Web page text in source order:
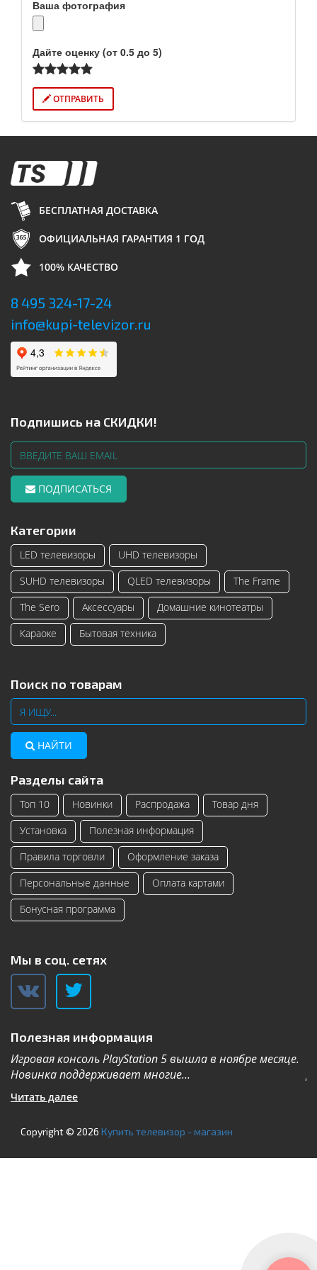
Ваша фотография
Дайте оценку (от 0.5 до 5)
ОТПРАВИТЬ
БЕСПЛАТНАЯ ДОСТАВКА
ОФИЦИАЛЬНАЯ ГАРАНТИЯ 1 ГОД
100% КАЧЕСТВО
8 495 324-17-24
info@kupi-televizor.ru
Подпишись на СКИДКИ!
ПОДПИСАТЬСЯ
Категории
LED телевизоры
UHD телевизоры
SUHD телевизоры
QLED телевизоры
The Frame
The Sero
Аксессуары
Домашние кинотеатры
Караоке
Бытовая техника
Поиск по товарам
НАЙТИ
Разделы сайта
Топ 10 Новинки Распродажа
Товар дня
Установка
Полезная информация
Правила торговли
Оформление заказа
Персональные данные
Оплата картами
Бонусная программа
Мы в соц. сетях
Полезная информация
Игровая консоль PlayStation 5 вышла в ноябре месяце.
Новинка поддерживает многие...
Читать далее
Copyright © 2026 Купить телевизор - магазин